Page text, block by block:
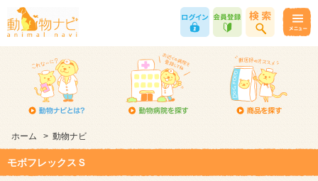
ホーム > 動物ナビ
モボフレックスＳ